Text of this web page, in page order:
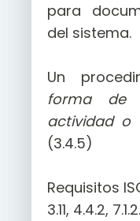
para
del sistema.
Un
forma de
actividad o
(3.4.5)
Requisitos
3.11, 4.4.2,